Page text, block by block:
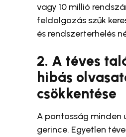
vagy 10 millió
feldolgozás szűk
és rendszerterhelés
2. A téves
hibás
csökkentése
A pontosság minden
gerince. Egyetlen